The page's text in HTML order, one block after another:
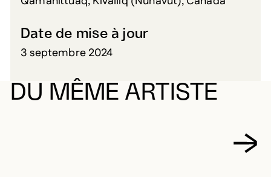
Date de mise à jour
3 septembre 2024
DU MÊME ARTISTE